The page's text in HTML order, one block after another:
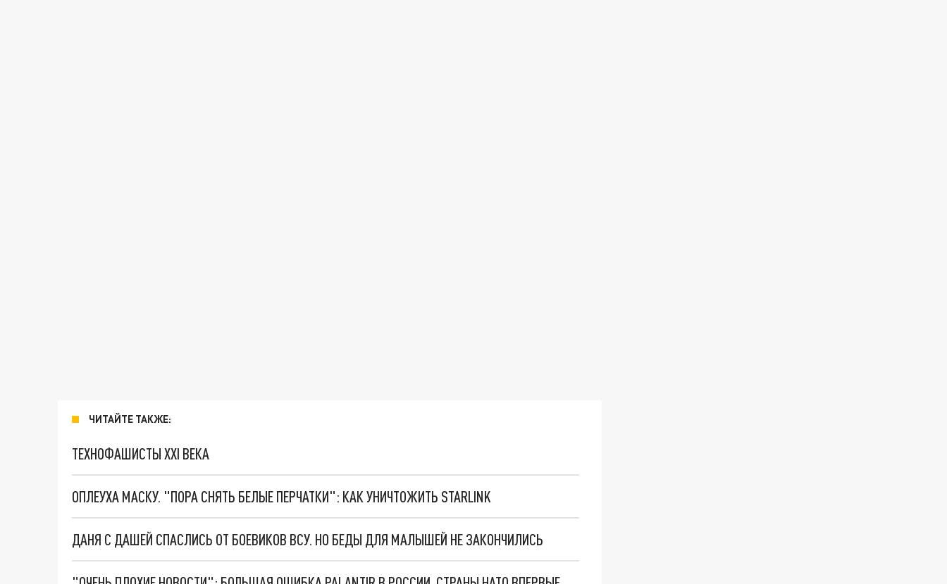
ЧИТАЙТЕ ТАКЖЕ:
ТЕХНОФАШИСТЫ XXI ВЕКА
ОПЛЕУХА МАСКУ. "ПОРА СНЯТЬ БЕЛЫЕ ПЕРЧАТКИ": КАК УНИЧТОЖИТЬ STARLINK
ДАНЯ С ДАШЕЙ СПАСЛИСЬ ОТ БОЕВИКОВ ВСУ. НО БЕДЫ ДЛЯ МАЛЫШЕЙ НЕ ЗАКОНЧИЛИСЬ